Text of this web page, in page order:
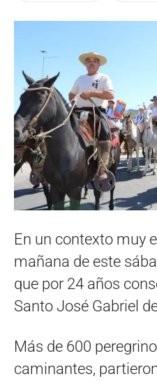
En un contexto muy
mañana de este
que por 24 años
Santo José Gabriel
Más de 600
caminantes,